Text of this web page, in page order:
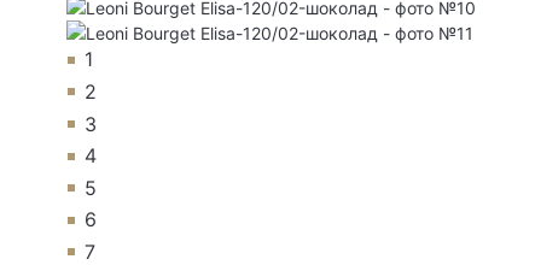
1
2
3
4
5
6
7